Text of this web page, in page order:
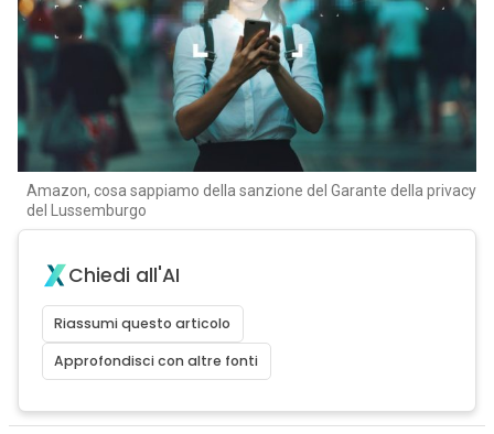
Amazon, cosa sappiamo della sanzione del Garante della privacy
del Lussemburgo
Chiedi all'AI
Riassumi questo articolo
Approfondisci con altre fonti